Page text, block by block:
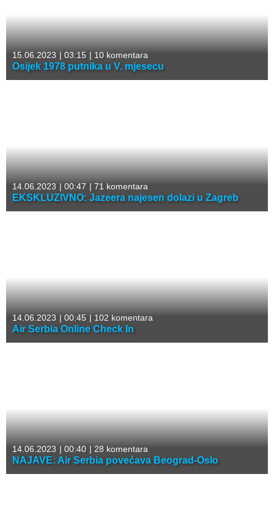
15.06.2023 | 03:15 | 10 komentara
Osijek 1978 putnika u V. mjesecu
14.06.2023 | 00:47 | 71 komentara
EKSKLUZIVNO: Jazeera najesen dolazi u Zagreb
14.06.2023 | 00:45 | 102 komentara
Air Serbia Online Check In
14.06.2023 | 00:40 | 28 komentara
NAJAVE: Air Serbia povećava Beograd-Oslo